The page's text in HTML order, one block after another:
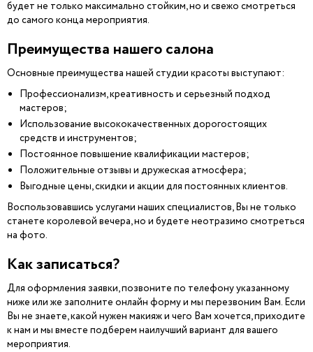
будет не только максимально стойким, но и свежо смотреться
до самого конца мероприятия.
Преимущества нашего салона
Основные преимущества нашей студии красоты выступают:
Профессионализм, креативность и серьезный подход
мастеров;
Использование высококачественных дорогостоящих
средств и инструментов;
Постоянное повышение квалификации мастеров;
Положительные отзывы и дружеская атмосфера;
Выгодные цены, скидки и акции для постоянных клиентов.
Воспользовавшись услугами наших специалистов, Вы не только
станете королевой вечера, но и будете неотразимо смотреться
на фото.
Как записаться?
Для оформления заявки, позвоните по телефону указанному
ниже или же заполните онлайн форму и мы перезвоним Вам. Если
Вы не знаете, какой нужен макияж и чего Вам хочется, приходите
к нам и мы вместе подберем наилучший вариант для вашего
мероприятия.